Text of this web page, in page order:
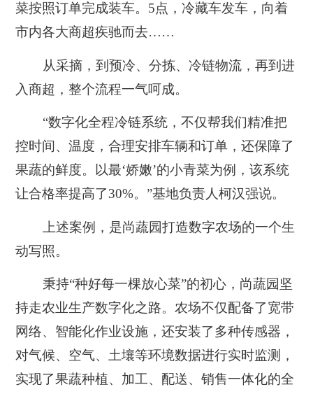
菜按照订单完成装车。5点，冷藏车发车，向着
市内各大商超疾驰而去……
从采摘，到预冷、分拣、冷链物流，再到进
入商超，整个流程一气呵成。
“数字化全程冷链系统，不仅帮我们精准把
控时间、温度，合理安排车辆和订单，还保障了
果蔬的鲜度。以最‘娇嫩’的小青菜为例，该系统
让合格率提高了30%。”基地负责人柯汉强说。
上述案例，是尚蔬园打造数字农场的一个生
动写照。
秉持“种好每一棵放心菜”的初心，尚蔬园坚
持走农业生产数字化之路。农场不仅配备了宽带
网络、智能化作业设施，还安装了多种传感器，
对气候、空气、土壤等环境数据进行实时监测，
实现了果蔬种植、加工、配送、销售一体化的全